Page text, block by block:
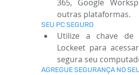
365, Google
outras plataformas.
SEU PC SEGURO
Utilize a chave de
Lockeet para
segura seu
AGREGUE SEGURANÇA NO